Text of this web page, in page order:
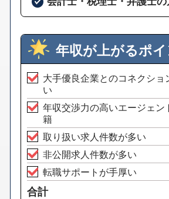
年収が上がるポイ
大手優良企業とのコネクショ
い
年収交渉力の高いエージェン
籍
取り扱い求人件数が多い
非公開求人件数が多い
転職サポートが手厚い
合計